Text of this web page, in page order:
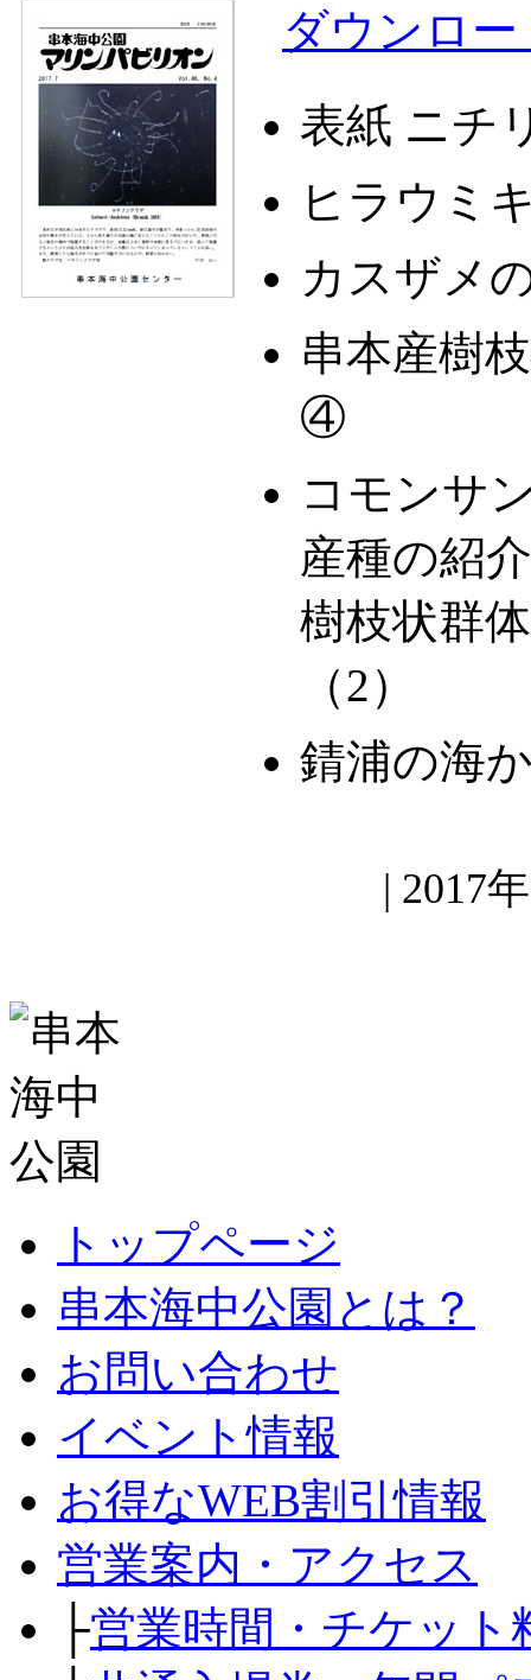
ダウンロー
表紙 ニチ
ヒラウミ
カスザメ
串本産樹
④
コモンサ
産種の紹
樹枝状群
（2）
錆浦の海
| 2017
トップページ
串本海中公園とは？
お問い合わせ
イベント情報
お得なWEB割引情報
営業案内・アクセス
├営業時間・チケット